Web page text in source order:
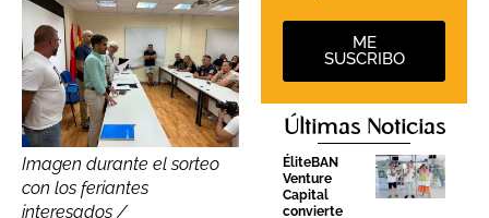
Imagen durante el sorteo
con los feriantes
interesados /
ME
SUSCRIBO
Últimas Noticias
ÉliteBAN
Venture
Capital
convierte